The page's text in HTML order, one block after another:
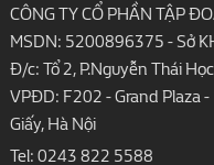
CÔNG TY CỔ PHẦN TẬP
MSDN: 5200896375 - Sở
Đ/c: Tổ 2, P.Nguyễn Thái
VPĐD: F202 - Grand Plaza
Giấy, Hà Nội
Tel: 0243 822 5588